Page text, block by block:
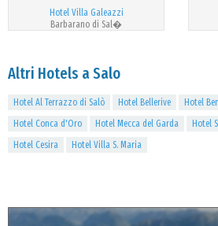
Hotel Villa Galeazzi
Barbarano di Sal�
Altri Hotels a Salo
Hotel Al Terrazzo di Salò Hotel Bellerive Hotel
Hotel Conca d'Oro
Hotel Mecca del Garda Hotel
Hotel Cesira
Hotel Villa S. Maria